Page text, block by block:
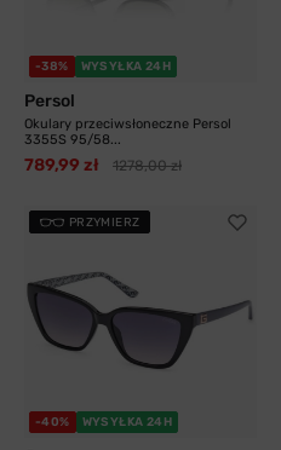
-38% WYSYŁKA 24H
Persol
Okulary przeciwsłoneczne Persol
3355S 95/58...
789,99 zł 1278,00 zł
PRZYMIERZ
-40% WYSYŁKA 24H